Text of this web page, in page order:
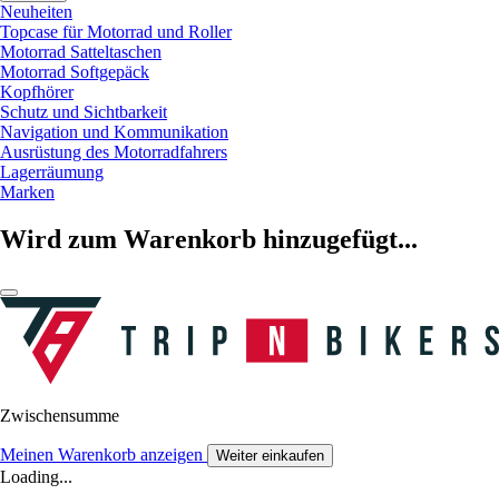
Neuheiten
Topcase für Motorrad und Roller
Motorrad Satteltaschen
Motorrad Softgepäck
Kopfhörer
Schutz und Sichtbarkeit
Navigation und Kommunikation
Ausrüstung des Motorradfahrers
Lagerräumung
Marken
Wird zum Warenkorb hinzugefügt...
Zwischensumme
Meinen Warenkorb anzeigen Weiter einkaufen
Loading...